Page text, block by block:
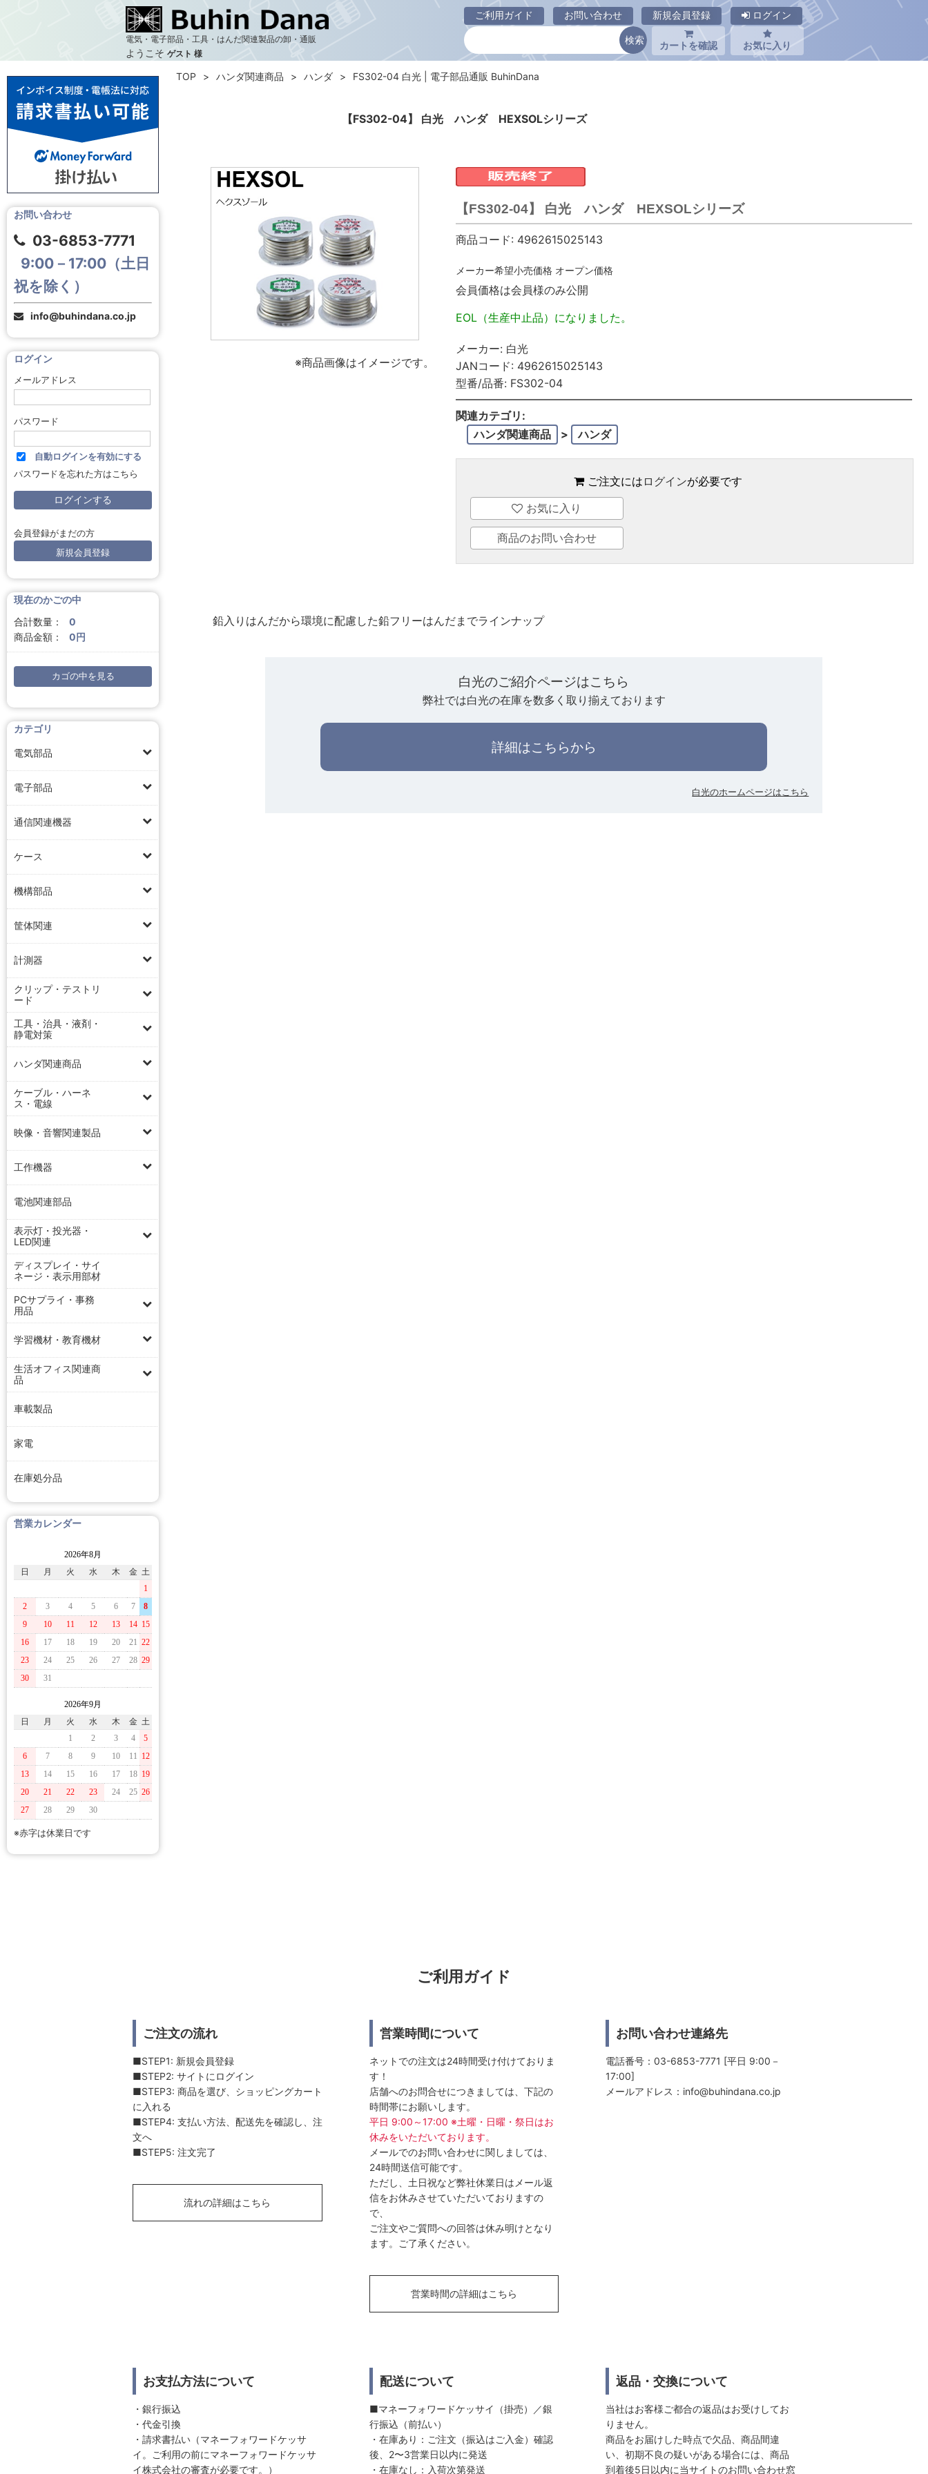
電気・電子部品・工具・はんだ関連製品の卸・通販
ようこそ ゲスト 様
ご利用ガイド お問い合わせ 新規会員登録 ログイン
カートを確認 お気に入り
【FS302-04】 白光 ハンダ HEXSOLシリーズ
お問い合わせ
03-6853-7771
9:00－17:00（土日
祝を除く）
info@buhindana.co.jp
ログイン
メールアドレス
パスワード
自動ログインを有効にする
パスワードを忘れた方はこちら
会員登録がまだの方
新規会員登録
現在のかごの中
合計数量：
0
商品金額：
0円
カゴの中を見る
カテゴリ
電気部品
電子部品
通信関連機器
ケース
機構部品
筐体関連
計測器
クリップ・テストリ
ード
工具・治具・液剤・
静電対策
ハンダ関連商品
ケーブル・ハーネ
ス・電線
映像・音響関連製品
工作機器
電池関連部品
表示灯・投光器・
LED関連
ディスプレイ・サイ
ネージ・表示用部材
PCサプライ・事務
用品
学習機材・教育機材
生活オフィス関連商
品
車載製品
家電
在庫処分品
営業カレンダー
2026年8月
日
月 火 水 木 金 土
1
2
3 4 5 6 7
8
9
10 11 12 13 14 15
16
17 18 19 20 21 22
23
24 25 26 27 28 29
30
31
2026年9月
日
月 火 水 木 金 土
1
2 3 4
5
6
7 8 9 10 11 12
13
14 15 16 17 18 19
20
21 22 23 24 25 26
27
28 29 30
※赤字は休業日です
TOP ハンダ関連商品 ハンダ FS302-04 白光 | 電子部品通販 BuhinDana
※商品画像はイメージです。
【FS302-04】 白光 ハンダ HEXSOLシリーズ
商品コード: 4962615025143
メーカー希望小売価格 オープン価格
会員価格は会員様のみ公開
EOL（生産中止品）になりました。
メーカー: 白光
JANコード: 4962615025143
型番/品番: FS302-04
関連カテゴリ:
ハンダ関連商品
> ハンダ
ご注文には ログインが必要です
お気に入り
商品のお問い合わせ
鉛入りはんだから環境に配慮した鉛フリーはんだまでラインナップ
白光のご紹介ページはこちら
弊社では白光の在庫を数多く取り揃えております
詳細はこちらから
白光のホームページはこちら
ご利用ガイド
ご注文の流れ
■STEP1: 新規会員登録
■STEP2: サイトにログイン
■STEP3: 商品を選び、ショッピングカート
に入れる
■STEP4: 支払い方法、配送先を確認し、注
文へ
■STEP5: 注文完了
流れの詳細はこちら
営業時間について
ネットでの注文は24時間受け付けておりま
す！
店舗へのお問合せにつきましては、下記の
時間帯にお願いします。
平日 9:00～17:00 ※土曜・日曜・祭日はお
休みをいただいております。
メールでのお問い合わせに関しましては、
24時間送信可能です。
ただし、土日祝など弊社休業日はメール返
信をお休みさせていただいておりますの
で、
ご注文やご質問への回答は休み明けとなり
ます。ご了承ください。
営業時間の詳細はこちら
お問い合わせ連絡先
電話番号：03-6853-7771 [平日 9:00－
17:00]
メールアドレス： info@buhindana.co.jp
お支払方法について
・銀行振込
・代金引換
・請求書払い（マネーフォワードケッサ
イ。ご利用の前にマネーフォワードケッサ
イ株式会社の審査が必要です。）
配送について
■マネーフォワードケッサイ（掛売）／銀
行振込（前払い）
・在庫あり：ご注文（振込はご入金）確認
後、2〜3営業日以内に発送
・在庫なし：入荷次第発送
返品・交換について
当社はお客様ご都合の返品はお受けしてお
りません。
商品をお届けした時点で欠品、商品間違
い、初期不良の疑いがある場合には、商品
到着後5日以内に当サイトのお問い合わせ窓